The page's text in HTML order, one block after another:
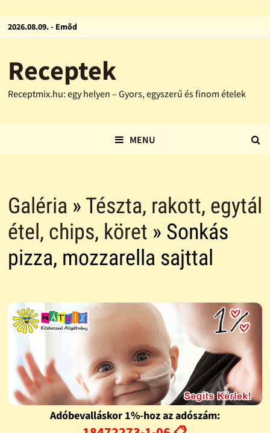
2026.08.09. - Emõd
Receptek
Receptmix.hu: egy helyen – Gyors, egyszerű és finom ételek
MENU
Galéria » Tészta, rakott, egytál
étel, chips, köret » Sonkás
pizza, mozzarella sajttal
Adóbevalláskor 1%-hoz az adószám: